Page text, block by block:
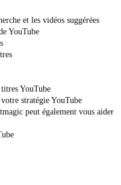
et les vidéos suggérées
YouTube
YouTube
stratégie YouTube
peut également vous aider